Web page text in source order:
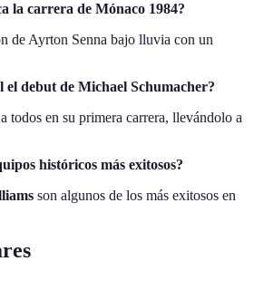
la carrera de Mónaco 1984?
de Ayrton Senna bajo lluvia con un
el debut de Michael Schumacher?
todos en su primera carrera, llevándolo a
históricos más exitosos?
son algunos de los más exitosos en